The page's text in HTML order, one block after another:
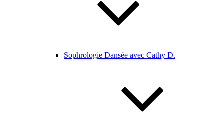
Sophrologie Dansée avec Cathy D.